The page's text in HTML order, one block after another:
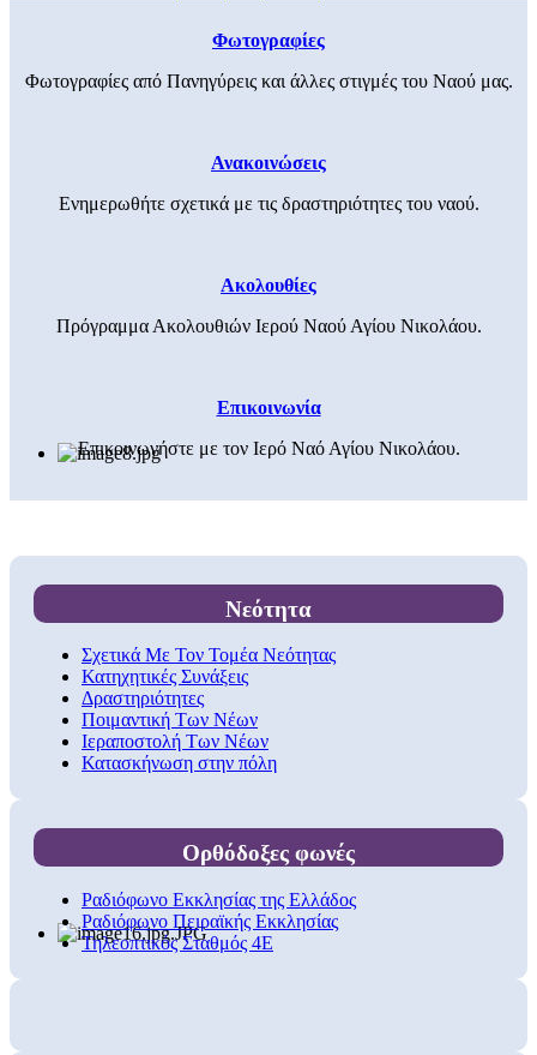
Φωτογραφίες
Φωτογραφίες από Πανηγύρεις και άλλες στιγμές του Ναού μας.
Ανακοινώσεις
Ενημερωθήτε σχετικά με τις δραστηριότητες του ναού.
Ακολουθίες
Πρόγραμμα Ακολουθιών Ιερού Ναού Αγίου Νικολάου.
Επικοινωνία
Επικοινωνήστε με τον Ιερό Ναό Αγίου Νικολάου.
Νεότητα
Σχετικά Με Τον Τομέα Νεότητας
Κατηχητικές Συνάξεις
Δραστηριότητες
Ποιμαντική Των Νέων
Ιεραποστολή Των Νέων
Κατασκήνωση στην πόλη
Ορθόδοξες φωνές
Ραδιόφωνο Εκκλησίας της Ελλάδος
Ραδιόφωνο Πειραϊκής Εκκλησίας
Τηλεοπτικός Σταθμός 4Ε